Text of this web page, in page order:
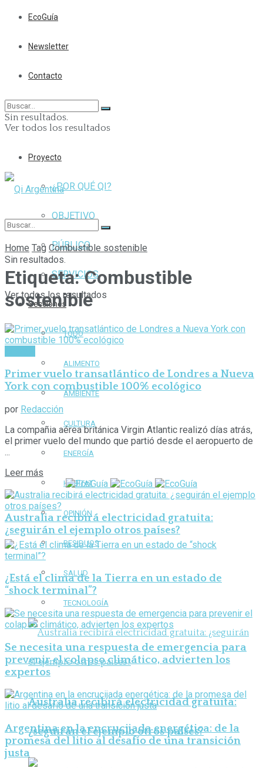
EcoGuía
Newsletter
Contacto
Sin resultados.
Ver todos los resultados
Proyecto
¿POR QUÉ QI?
OBJETIVO
PÚBLICO
SERVICIOS
Secciones
TODO
ALIMENTO
AMBIENTE
CULTURA
ENERGÍA
HÁBITAT
OPINIÓN
RESIDUOS
SALUD
TECNOLOGÍA
Australia recibirá electricidad gratuita:
¿seguirán el ejemplo otros países?
Sin resultados.
Ver todos los resultados
Home Tag Combustible sostenible
Etiqueta:Combustible
sostenible
Primer vuelo transatlántico de Londres a Nueva
York con combustible 100% ecológico
por Redacción
La compañia aérea británica Virgin Atlantic realizó días atrás,
el primer vuelo del mundo que partió desde el aeropuerto de
...
Leer más
Australia recibirá electricidad gratuita:
¿seguirán el ejemplo otros países?
¿Está el clima de la Tierra en un estado de
“shock terminal”?
Se necesita una respuesta de emergencia para
prevenir el colapso climático, advierten los
expertos
Argentina en la encrucijada energética: de la
promesa del litio al desafío de una transición
justa